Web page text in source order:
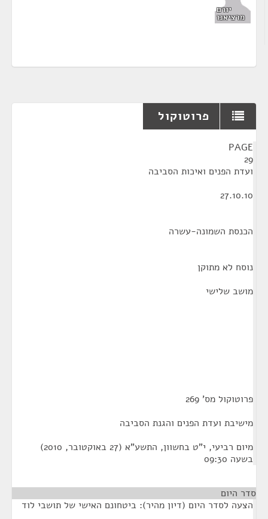
יורם
מרציאנו
פרוטוקול
PAGE
29
ועדת הפנים ואיכות הסביבה
27.10.10
הכנסת השמונה-עשרה
נוסח לא מתוקן
מושב שלישי
פרוטוקול מס' 269
מישיבת ועדת הפנים והגנת הסביבה
מיום רביעי, י"ט בחשוון, התשע"א (27 באוקטובר, 2010)
בשעה 09:30
סדר היום
הצעה לסדר היום (דיון מהיר): ביטחונם האישי של תושבי לוד